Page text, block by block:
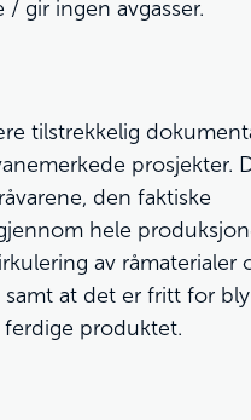
gir ingen avgasser.
tilstrekkelig
prosjekter.
den faktiske
hele
av råmaterialer
at det er fritt for
produktet.